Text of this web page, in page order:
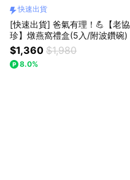
快速出貨
[快速出貨] 爸氣有理！💪【老協
珍】燉燕窩禮盒(5入/附波鑽碗)
$1,360 $1,980
8.0%